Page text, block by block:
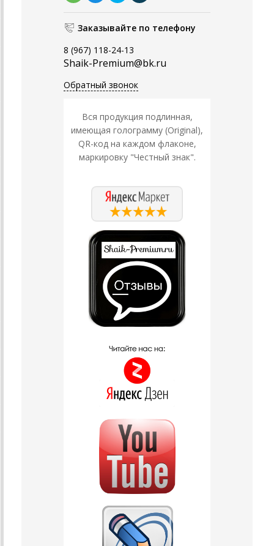
Заказывайте по телефону
8 (967) 118-24-13
Shaik-Premium@bk.ru
Обратный звонок
Вся продукция подлинная,
имеющая голограмму (Original),
QR-код на каждом флаконе,
маркировку "Честный знак".